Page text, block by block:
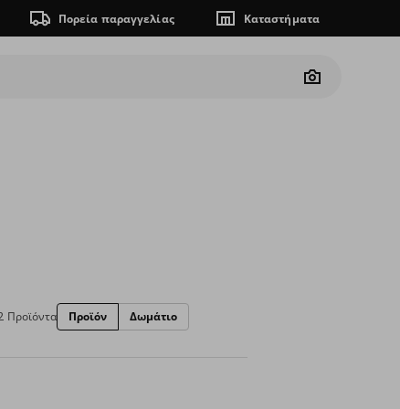
Πορεία παραγγελίας Καταστήματα
Camera
Προϊόντα Προϊόν Δωμάτιο